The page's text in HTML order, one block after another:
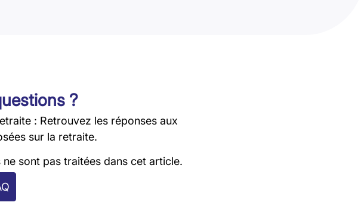
?
: Retrouvez les réponses aux
sur la retraite.
sont pas traitées dans cet article.